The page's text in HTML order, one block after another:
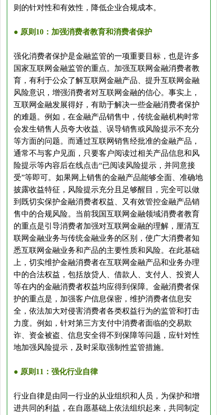
则的针对性和有效性，降低企业合规成本。
● 原则10：加强消费者教育和消费者保护
强化消费者保护是金融监管的一项重要目标，也是许多
国家互联网金融监管的重点。加强互联网金融消费者教
育，有利于公众了解互联网金融产品、提升互联网金融
风险意识，增强消费者对互联网金融的信心。事实上，
互联网金融发展得好，有助于解决一些金融消费者保护
的难题。例如，在金融产品销售中，传统金融机构时常
会发生销售人员夸大收益、误导销售或风险提示不充分
等方面的问题。而通过互联网销售经批准的金融产品，
通常不与客户见面，只要客户阅读过相关产品信息和风
险提示等内容后在线点击“已阅读风险提示，并同意接
受”等即可。如果网上销售的金融产品能够全面、准确地
披露收益特征，风险提示充分且足够醒目，完全可以做
到既切实保护金融消费者权益、又有效管控金融产品销
售中的合规风险。当前我国互联网金融领域消费者教育
的重点是引导消费者加强对互联网金融的理解，厘清互
联网金融业务与传统金融业务的区别，使广大消费者知
悉互联网金融业务和产品的主要性质和风险。在此基础
上，切实维护金融消费者在互联网金融产品和业务办理
中的合法权益，包括放贷人、借款人、支付人、投资人
等在内的金融消费者权益均应得到保障。金融消费者保
护的重点是，加强客户信息保密，维护消费者信息安
全，依法加大对侵害消费者各类权益行为的监管和打击
力度。例如，针对第三方支付中消费者面临的交易欺
诈、资金被盗、信息安全得不到保障等问题，应针对性
地加强风险提示，及时采取强制性监管措施。
● 原则11：强化行业自律
行业自律是由同一行业的从业组织和人员，为保护和增
进共同的利益，在自愿基础上依法组织起来，共同制定